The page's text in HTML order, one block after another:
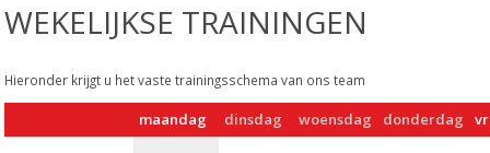
WEKELIJKSE TRAININGEN
Hieronder krijgt u het vaste trainingsschema van ons team
maandag dinsdag woensdag donderdag